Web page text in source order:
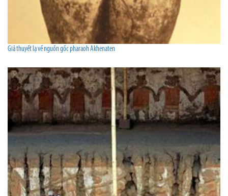
Giả thuyết lạ về nguồn gốc pharaoh Akhenaten